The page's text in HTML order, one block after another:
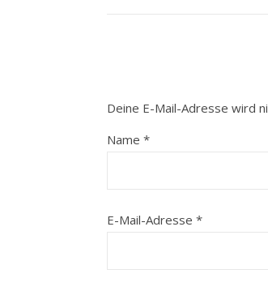
Deine E-Mail-Adresse wird
Name *
E-Mail-Adresse *